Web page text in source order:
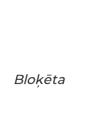
Bloķēta